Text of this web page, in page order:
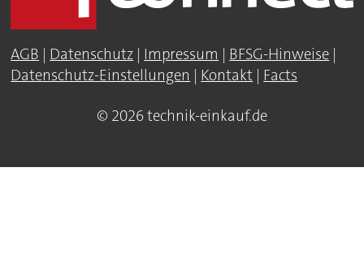
AGB | Datenschutz | Impressum | BFSG-Hinweise |
Datenschutz-Einstellungen | Kontakt | Facts
© 2026 technik-einkauf.de